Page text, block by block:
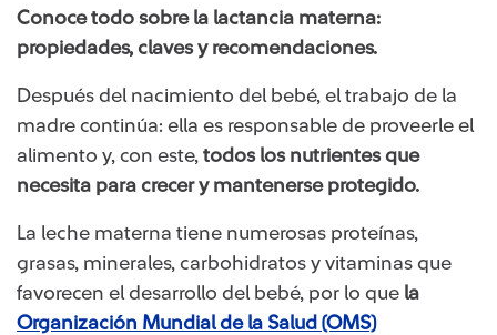
Conoce todo sobre la lactancia materna:
propiedades, claves y recomendaciones.
Después del nacimiento del bebé, el trabajo de la
madre continúa: ella es responsable de proveerle el
alimento y, con este, todos los nutrientes que
necesita para crecer y mantenerse protegido.
La leche materna tiene numerosas proteínas,
grasas, minerales, carbohidratos y vitaminas que
favorecen el desarrollo del bebé, por lo que la
Organización Mundial de la Salud (OMS)